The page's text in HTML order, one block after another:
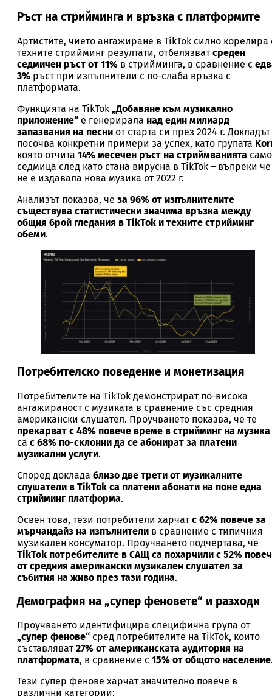
Ръст на стрийминга и връзка с платформите
Артистите, чието ангажиране в TikTok силно корелира
техните стрийминг резултати, отбелязватсреден
седмичен ръст от 11% в стрийминга, в сравнение с
3% ръст при изпълнители с по-слаба връзка с
платформата.
Функцията на TikTok „Добавяне към музикално
приложение“ е генерирала над един милиард
запазвания на песни от старта си през 2024 г. Докладът
посочва конкретни примери за успех, като групата
която отчита 14% месечен ръст на стриймванията само
седмица след като стана вирусна в TikTok – въпреки че
не е издавала нова музика от 2022 г.
Анализът показва, че за 96% от изпълнителите
съществува статистически значима връзка между
общия брой гледания в TikTok и техните стрийминг
обеми.
Потребителско поведение и монетизация
Потребителите на TikTok демонстрират по-висока
ангажираност с музиката в сравнение със средния
американски слушател. Проучването показва, че те
прекарват с 48% повече време в стрийминг на музика
са с 68% по-склонни да се абонират за платени
музикални услуги.
Според доклада близо две трети от музикалните
слушатели в TikTok са платени абонати на поне една
стрийминг платформа.
Освен това, тези потребители харчатс 62% повече за
мърчандайз на изпълнители в сравнение с типичния
музикален консуматор. Проучването подчертава, че
TikTok потребителите в САЩ са похарчили с 52%
от средния американски музикален слушател за
събития на живо през тази година.
Демография на „супер феновете“ и разходи
Проучването идентифицира специфична група от
„супер фенове“ сред потребителите на TikTok, които
съставляват27% от американската аудитория на
платформата, в сравнение с 15% от общото население
Тези супер фенове харчат значително повече в
различни категории: